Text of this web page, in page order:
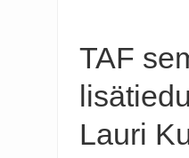
TAF
Lauri